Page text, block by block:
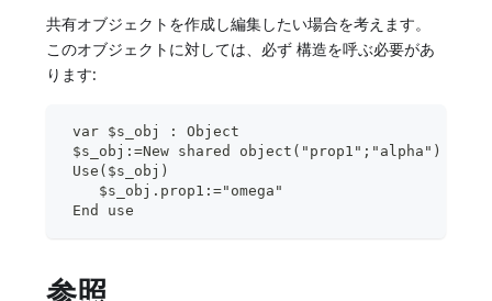
共有オブジェクトを作成し編集したい場合を考えます。
このオブジェクトに対しては、必ず 構造を呼ぶ必要があ
ります:
var $s_obj : Object
$s_obj:=New shared object("prop1";"alpha")
Use($s_obj)
$s_obj.prop1:="omega"
End use
参照